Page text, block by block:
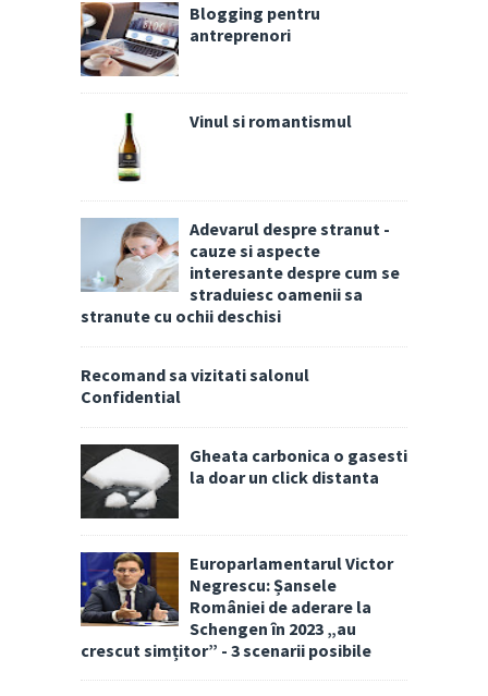
Blogging pentru
antreprenori
Vinul si romantismul
Adevarul despre stranut -
cauze si aspecte
interesante despre cum se
straduiesc oamenii sa
stranute cu ochii deschisi
Recomand sa vizitati salonul
Confidential
Gheata carbonica o gasesti
la doar un click distanta
Europarlamentarul Victor
Negrescu: Șansele
României de aderare la
Schengen în 2023 „au
crescut simțitor” - 3 scenarii posibile